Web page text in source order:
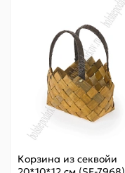
Корзина из секвойи